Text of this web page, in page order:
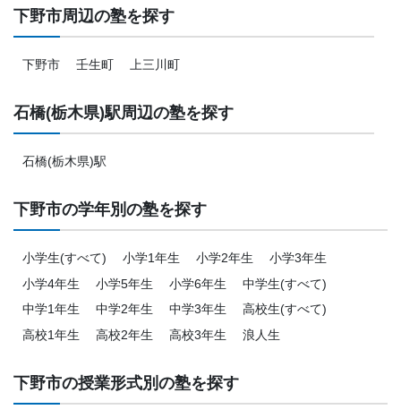
下野市周辺の塾を探す
下野市 壬生町 上三川町
石橋(栃木県)駅周辺の塾を探す
石橋(栃木県)駅
下野市の学年別の塾を探す
小学生(すべて) 小学1年生 小学2年生
小学3年生
小学4年生
小学5年生 小学6年生
中学生(すべて)
中学1年生
中学2年生 中学3年生
高校生(すべて)
高校1年生
高校2年生 高校3年生 浪人生
下野市の授業形式別の塾を探す